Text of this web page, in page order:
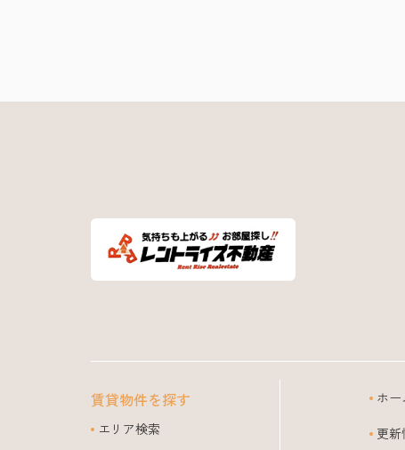
賃貸物件を探す
エリア検索
ホー
更